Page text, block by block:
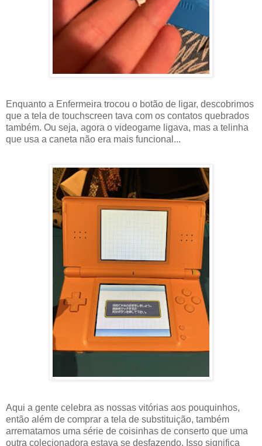
Enquanto a Enfermeira trocou o botão de ligar, descobrimos
que a tela de touchscreen tava com os contatos quebrados
também. Ou seja, agora o videogame ligava, mas a telinha
que usa a caneta não era mais funcional...
Aqui a gente celebra as nossas vitórias aos pouquinhos,
então além de comprar a tela de substituição, também
arrematamos uma série de coisinhas de conserto que uma
outra colecionadora estava se desfazendo. Isso significa